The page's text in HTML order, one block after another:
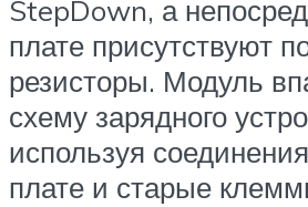
StepDown, а
плате присутствуют
резисторы. Модуль
схему зарядного
используя
плате и старые